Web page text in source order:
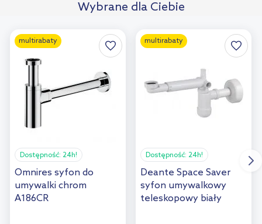
Wybrane dla Ciebie
multirabaty
Dostępność: 24h!
Omnires syfon do
umywalki chrom
A186CR
multirabaty
Dostępność: 24h!
Deante Space Saver
syfon umywalkowy
teleskopowy biały